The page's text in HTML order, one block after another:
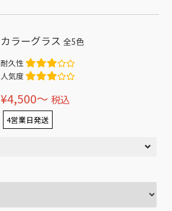
カラーグラス全5色
耐久性
人気度
¥4,500〜 税込
4営業日発送